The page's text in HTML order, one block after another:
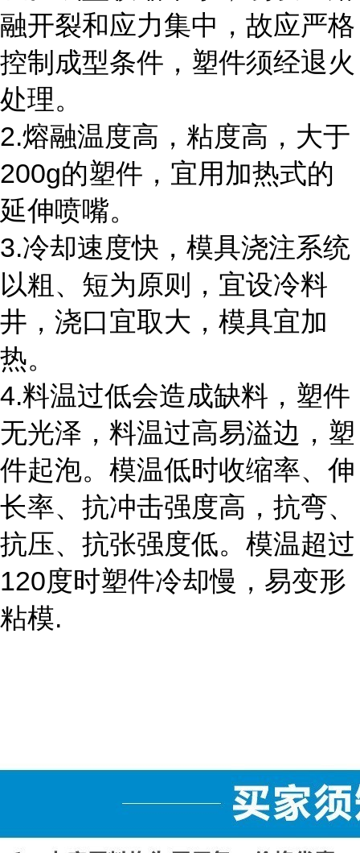
融开裂和应力集中，故应严格
控制成型条件，塑件须经退火
处理。
2.熔融温度高，粘度高，大于
200g的塑件，宜用加热式的
延伸喷嘴。
3.冷却速度快，模具浇注系统
以粗、短为原则，宜设冷料
井，浇口宜取大，模具宜加
热。
4.料温过低会造成缺料，塑件
无光泽，料温过高易溢边，塑
件起泡。模温低时收缩率、伸
长率、抗冲击强度高，抗弯、
抗压、抗张强度低。模温超过
120度时塑件冷却慢，易变形
粘模.